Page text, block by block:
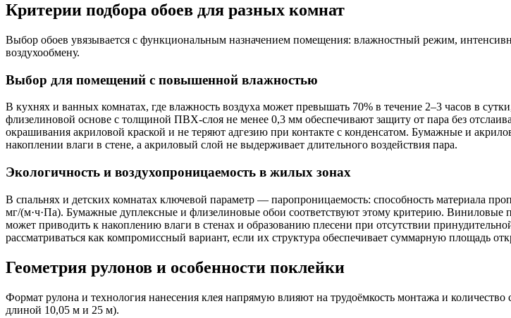
Критерии подбора обоев для разных комнат
Выбор обоев увязывается с функциональным назначением помещения: влажностный режим,
воздухообмену.
Выбор для помещений с повышенной влажностью
В кухнях и ванных комнатах, где влажность воздуха может превышать 70% в течение 2–3 часов в
флизелиновой основе с толщиной ПВХ-слоя не менее 0,3 мм обеспечивают защиту от пара без
окрашивания акриловой краской и не теряют адгезию при контакте с конденсатом. Бумажные и
накоплении влаги в стене, а акриловый слой не выдерживает длительного воздействия пара.
Экологичность и воздухопроницаемость в жилых зонах
В спальнях и детских комнатах ключевой параметр — паропроницаемость: способность материала
мг/(м·ч·Па). Бумажные дуплексные и флизелиновые обои соответствуют этому критерию.
может приводить к накоплению влаги в стенах и образованию плесени при отсутствии
рассматриваться как компромиссный вариант, если их структура обеспечивает суммарную площадь
Геометрия рулонов и особенности поклейки
Формат рулона и технология нанесения клея напрямую влияют на трудоёмкость монтажа и
длиной 10,05 м и 25 м).